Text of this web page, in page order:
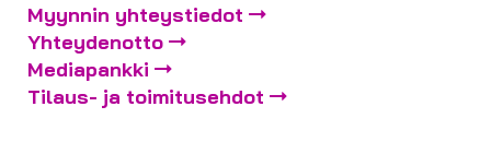
Myynnin yhteystiedot
Yhteydenotto
Mediapankki
Tilaus- ja toimitusehdot